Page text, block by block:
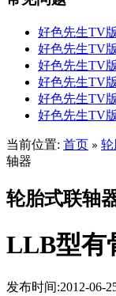
好色先生TV
好色先生TV
好色先生TV
好色先生TV
好色先生TV
好色先生TV
当前位置: 首页 » 轮
轴器
轮胎式联轴
LLB型有
发布时间:2012-06-